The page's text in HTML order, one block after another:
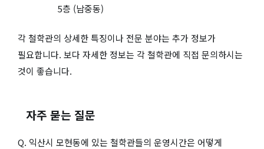
5층 (남중동)
각 철학관의 상세한 특징이나 전문 분야는 추가 정보가
필요합니다. 보다 자세한 정보는 각 철학관에 직접 문의하시는
것이 좋습니다.
자주 묻는 질문
Q. 익산시 모현동에 있는 철학관들의 운영시간은 어떻게